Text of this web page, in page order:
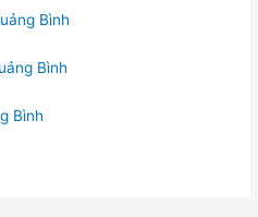
Bình
Bình
Bình